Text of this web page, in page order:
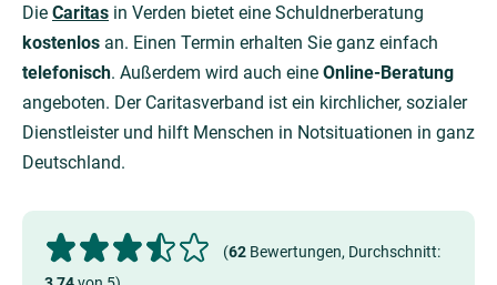
Die Caritas in Verden bietet eine Schuldnerberatung
kostenlos an. Einen Termin erhalten Sie ganz einfach
telefonisch. Außerdem wird auch eine Online-Beratung
angeboten. Der Caritasverband ist ein kirchlicher, sozialer
Dienstleister und hilft Menschen in Notsituationen in ganz
Deutschland.
(62 Bewertungen, Durchschnitt: